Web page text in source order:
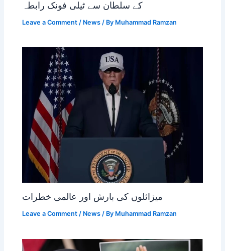
کے سلطان سے ٹیلی فونک رابطہ
Leave a Comment / News / By Muhammad Ramzan
میزائلوں کی بارش اور عالمی خطرات
Leave a Comment / News / By Muhammad Ramzan